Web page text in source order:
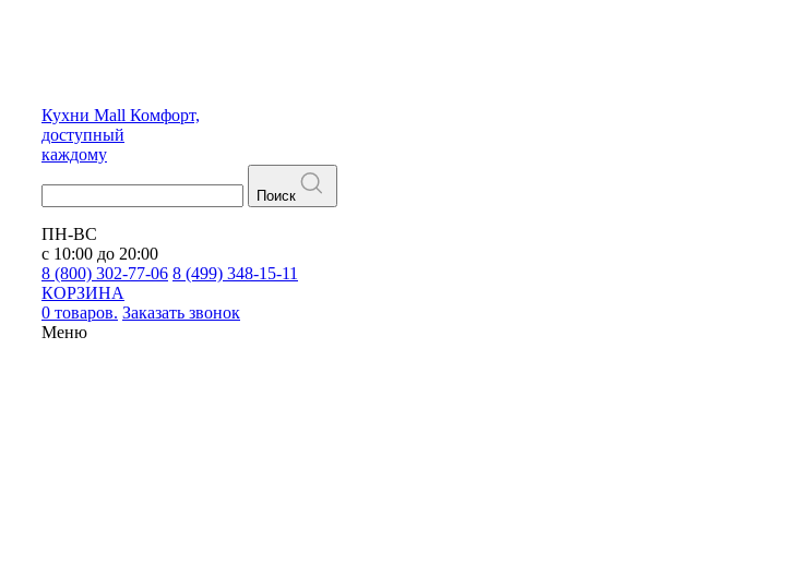
Кухни Mall Комфорт,
доступный
каждому
Поиск
ПН-ВС
с 10:00 до 20:00
8 (800) 302-77-06 8 (499) 348-15-11
КОРЗИНА
0 товаров. Заказать звонок
Меню